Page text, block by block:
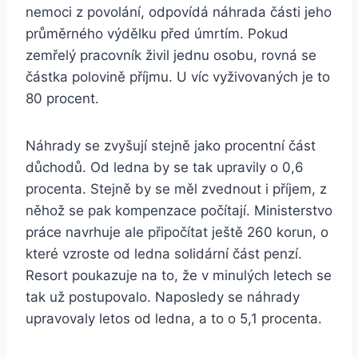
nemoci z povolání, odpovídá náhrada části jeho
průměrného výdělku před úmrtím. Pokud
zemřelý pracovník živil jednu osobu, rovná se
částka polovině příjmu. U víc vyživovaných je to
80 procent.
Náhrady se zvyšují stejně jako procentní část
důchodů. Od ledna by se tak upravily o 0,6
procenta. Stejně by se měl zvednout i příjem, z
něhož se pak kompenzace počítají. Ministerstvo
práce navrhuje ale připočítat ještě 260 korun, o
které vzroste od ledna solidární část penzí.
Resort poukazuje na to, že v minulých letech se
tak už postupovalo. Naposledy se náhrady
upravovaly letos od ledna, a to o 5,1 procenta.